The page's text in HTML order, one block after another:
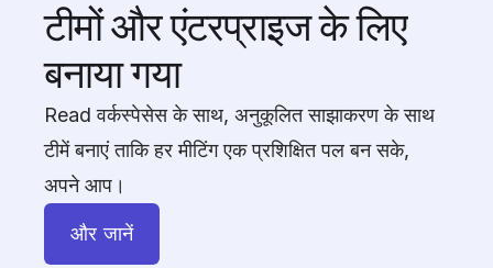
टीमों और एंटरप्राइज के लिए
बनाया गया
Read वर्कस्पेसेस के साथ, अनुकूलित साझाकरण के साथ
टीमें बनाएं ताकि हर मीटिंग एक प्रशिक्षित पल बन सके,
अपने आप।
और जानें